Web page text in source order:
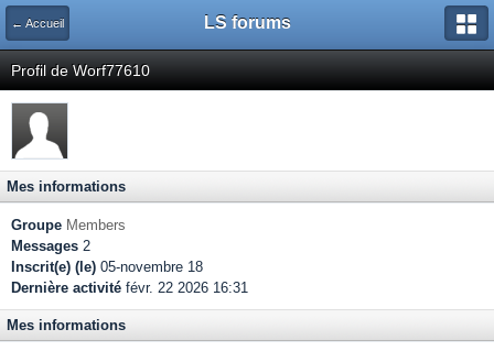
← Accueil LS forums
Profil de Worf77610
Mes informations
Groupe Members
Messages 2
Inscrit(e) (le) 05-novembre 18
Dernière activité févr. 22 2026 16:31
Mes informations